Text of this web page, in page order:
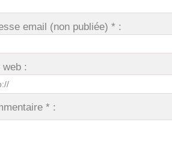
email (non publiée) * :
web :
* :